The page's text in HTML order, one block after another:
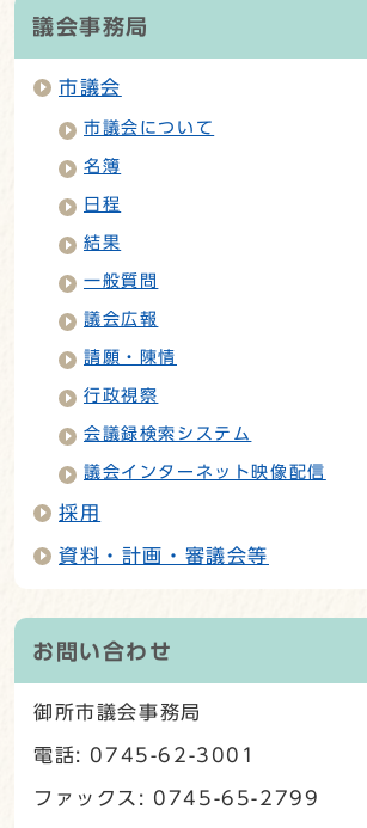
議会事務局
市議会
市議会について
名簿
日程
結果
一般質問
議会広報
請願・陳情
行政視察
会議録検索システム
議会インターネット映像配信
採用
資料・計画・審議会等
お問い合わせ
御所市議会事務局
電話: 0745-62-3001
ファックス: 0745-65-2799